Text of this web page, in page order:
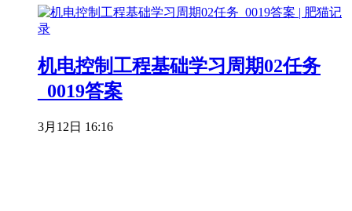
机电控制工程基础学习周期02任务
_0019答案
3月12日 16:16